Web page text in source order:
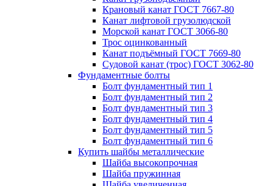
Крановый канат ГОСТ 7667-80
Канат лифтовой грузолюдской
Морской канат ГОСТ 3066-80
Трос оцинкованный
Канат подъёмный ГОСТ 7669-80
Судовой канат (трос) ГОСТ 3062-80
Фундаментные болты
Болт фундаментный тип 1
Болт фундаментный тип 2
Болт фундаментный тип 3
Болт фундаментный тип 4
Болт фундаментный тип 5
Болт фундаментный тип 6
Купить шайбы металлические
Шайба высокопрочная
Шайба пружинная